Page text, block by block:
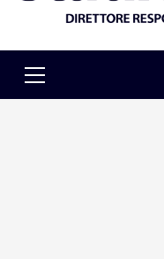
Menu